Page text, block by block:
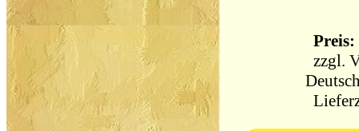
Preis:
zzgl.